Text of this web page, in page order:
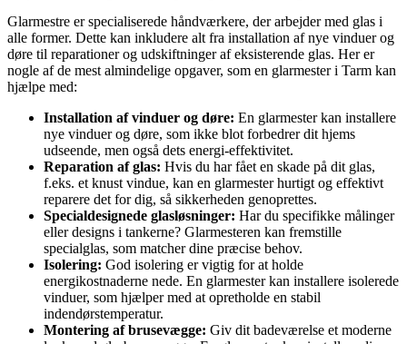
Glarmestre er specialiserede håndværkere, der arbejder med glas i
alle former. Dette kan inkludere alt fra installation af nye vinduer og
døre til reparationer og udskiftninger af eksisterende glas. Her er
nogle af de mest almindelige opgaver, som en glarmester i Tarm kan
hjælpe med:
Installation af vinduer og døre: En glarmester kan installere
nye vinduer og døre, som ikke blot forbedrer dit hjems
udseende, men også dets energi-effektivitet.
Reparation af glas: Hvis du har fået en skade på dit glas,
f.eks. et knust vindue, kan en glarmester hurtigt og effektivt
reparere det for dig, så sikkerheden genoprettes.
Specialdesignede glasløsninger: Har du specifikke målinger
eller designs i tankerne? Glarmesteren kan fremstille
specialglas, som matcher dine præcise behov.
Isolering: God isolering er vigtig for at holde
energikostnaderne nede. En glarmester kan installere isolerede
vinduer, som hjælper med at opretholde en stabil
indendørstemperatur.
Montering af brusevægge: Giv dit badeværelse et moderne